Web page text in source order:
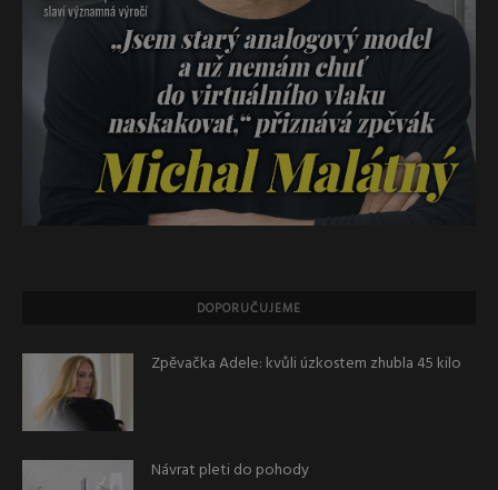
DOPORUČUJEME
Zpěvačka Adele: kvůli úzkostem zhubla 45 kilo
Návrat pleti do pohody